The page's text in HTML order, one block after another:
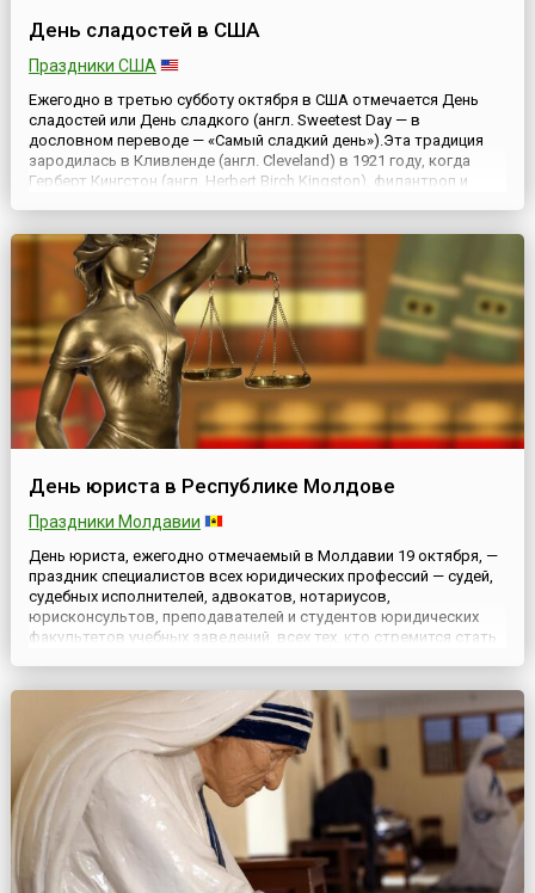
День сладостей в США
Праздники США
Ежегодно в третью субботу октября в США отмечается День
сладостей или День сладкого (англ. Sweetest Day — в
дословном переводе — «Самый сладкий день»).Эта традиция
зародилась в Кливленде (англ. Cleveland) в 1921 году, когда
Герберт Кингстон (англ. Herbert Birch Kingston), филантроп и
День юриста в Республике Молдове
Праздники Молдавии
День юриста, ежегодно отмечаемый в Молдавии 19 октября, —
праздник специалистов всех юридических профессий — судей,
судебных исполнителей, адвокатов, нотариусов,
юрисконсультов, преподавателей и студентов юридических
факультетов учебных заведений, всех тех, кто стремится стать